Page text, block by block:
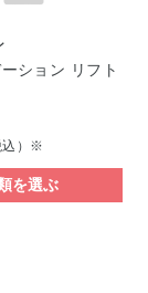
ション リフト
込）※
を選ぶ